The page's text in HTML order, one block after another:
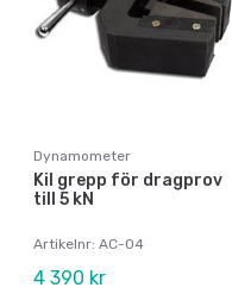
Dynamometer
Kil grepp för dragprov
till 5 kN
Artikelnr: AC-04
4 390 kr